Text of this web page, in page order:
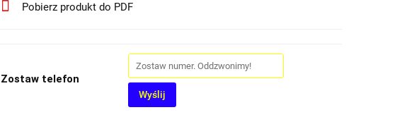
Pobierz produkt do PDF
Zostaw telefon
Wyślij